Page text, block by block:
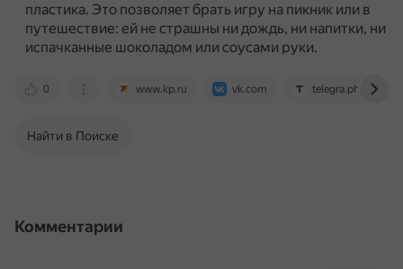
пластика. Это позволяет брать игру на пикник или в
путешествие: ей не страшны ни дождь, ни напитки, ни
испачканные шоколадом или соусами руки.
0 www.kp.ru vk.com telegra.ph
Найти в Поиске
Комментарии